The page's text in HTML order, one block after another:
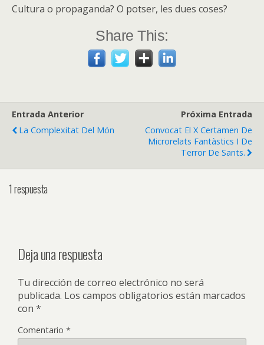
Cultura o propaganda? O potser, les dues coses?
Share This:
Entrada Anterior
La Complexitat Del Món
Próxima Entrada
Convocat El X Certamen De
Microrelats Fantàstics I De
Terror De Sants.
1 respuesta
Deja una respuesta
Tu dirección de correo electrónico no será
publicada. Los campos obligatorios están marcados
con *
Comentario *